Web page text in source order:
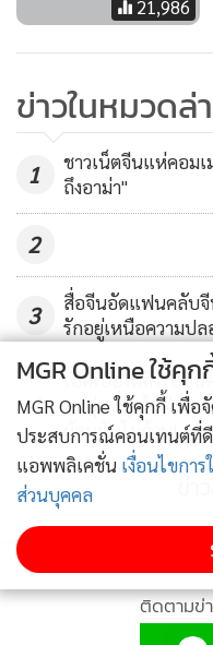
21,986
ข่าวในหมวดล่
1
ชาวเน็ตจีนแห่คอม
ถึงอาม่า"
2
3
สื่อจีนอัดแฟนคลับจี
รักอยู่เหนือความป
4
เปิดเบื้องหลังรูปปั้น
อบอุ่นที่สุดในจีน&' เ
ผู้คนนับไม่ถ้วน!
ติดตามข่
MGR Online ใช้คุ
MGR Online ใช้คุกกี้ เพื่
ประสบการณ์คอนเทนต์ที่
แอพพลิเคชั่น เงื่อนไขกา
ส่วนบุคคล